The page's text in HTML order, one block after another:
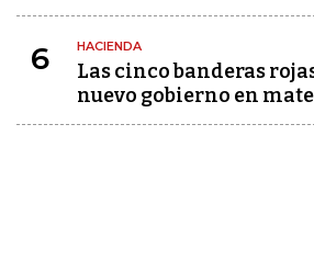
6 HACIENDA
Las cinco banderas
nuevo gobierno en